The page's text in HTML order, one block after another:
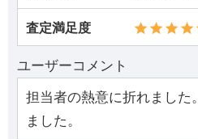
査定満足度
ユーザーコメント
担当者の熱意に折れました
ました。